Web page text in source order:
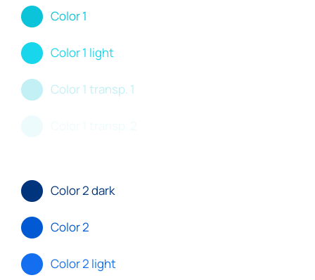
Color 1
Color 1 light
Color 1 transp. 1
Color 2 dark
Color 2
Color 2 light